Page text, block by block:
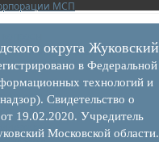
МСП
и актуализация перечней
имущества
округа Жуковский
в Федеральной
технологий и
Свидетельство о
19.02.2020. Учредитель
Московской области.